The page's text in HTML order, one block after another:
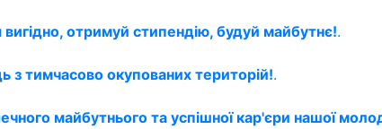
отримуй стипендію, будуй майбутнє!.
з тимчасово окупованих територій!.
майбутнього та успішної кар'єри нашої